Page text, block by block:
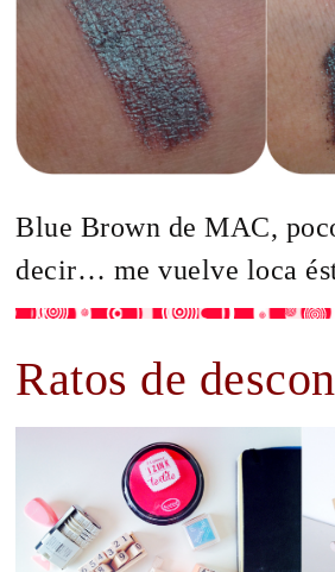
Blue Brown de MAC,
decir… me vuelve loca
Ratos de